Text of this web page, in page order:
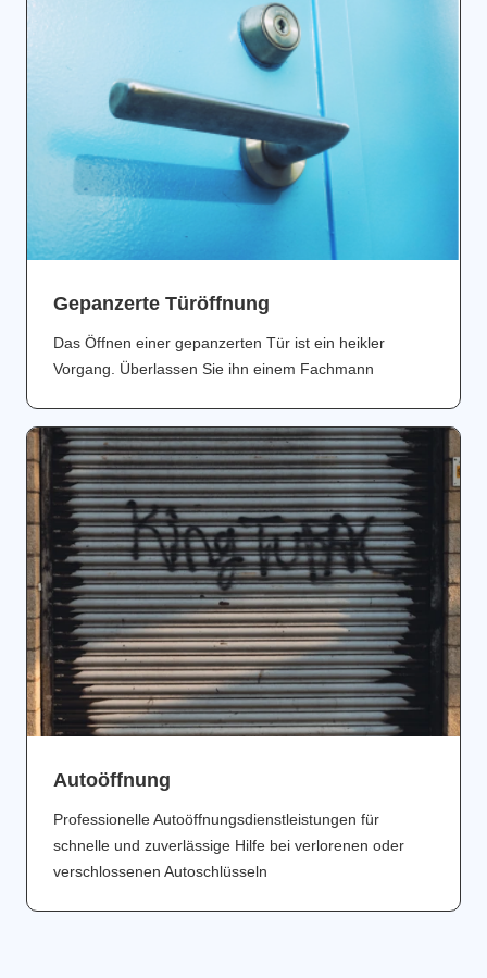
Gepanzerte Türöffnung
Das Öffnen einer gepanzerten Tür ist ein heikler
Vorgang. Überlassen Sie ihn einem Fachmann
Аutoöffnung
Professionelle Autoöffnungsdienstleistungen für
schnelle und zuverlässige Hilfe bei verlorenen oder
verschlossenen Autoschlüsseln